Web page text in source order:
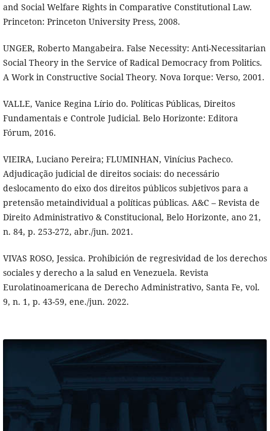
and Social Welfare Rights in Comparative Constitutional Law.
Princeton: Princeton University Press, 2008.
UNGER, Roberto Mangabeira. False Necessity: Anti-Necessitarian
Social Theory in the Service of Radical Democracy from Politics.
A Work in Constructive Social Theory. Nova Iorque: Verso, 2001.
VALLE, Vanice Regina Lírio do. Políticas Públicas, Direitos
Fundamentais e Controle Judicial. Belo Horizonte: Editora
Fórum, 2016.
VIEIRA, Luciano Pereira; FLUMINHAN, Vinícius Pacheco.
Adjudicação judicial de direitos sociais: do necessário
deslocamento do eixo dos direitos públicos subjetivos para a
pretensão metaindividual a políticas públicas. A&C – Revista de
Direito Administrativo & Constitucional, Belo Horizonte, ano 21,
n. 84, p. 253-272, abr./jun. 2021.
VIVAS ROSO, Jessica. Prohibición de regresividad de los derechos
sociales y derecho a la salud en Venezuela. Revista
Eurolatinoamericana de Derecho Administrativo, Santa Fe, vol.
9, n. 1, p. 43-59, ene./jun. 2022.